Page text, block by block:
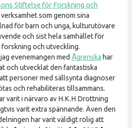
Stiftelse för Forskning och
som genom sina
för barn och unga, kulturutövare
och sist hela samhället för
och utveckling.
evenemangen med Ågrenska har
och utvecklat den fantastiska
personer med sällsynta diagnoser
och rehabiliteras tillsammans.
varit i närvaro av H.K.H Drottning
varit extra spännande. Även den
har varit väldigt rolig att